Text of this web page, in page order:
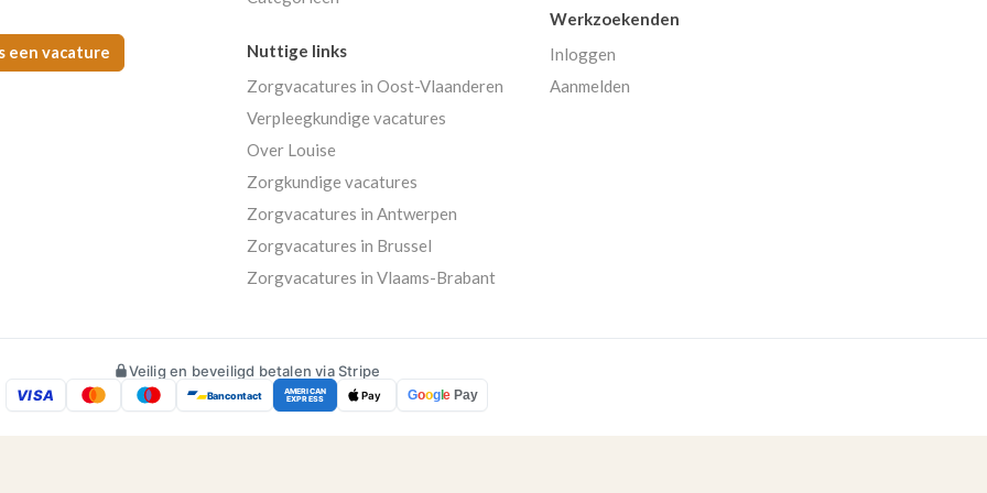
een vacature
Werkzoekenden
Inloggen
Aanmelden
Nuttige links
Zorgvacatures in Oost-Vlaanderen
Verpleegkundige vacatures
Over Louise
Zorgkundige vacatures
Zorgvacatures in Antwerpen
Zorgvacatures in Brussel
Zorgvacatures in Vlaams-Brabant
Veilig en beveiligd betalen via Stripe
VISA
Bancontact AMERICAN
EXPRESS Pay Google Pay